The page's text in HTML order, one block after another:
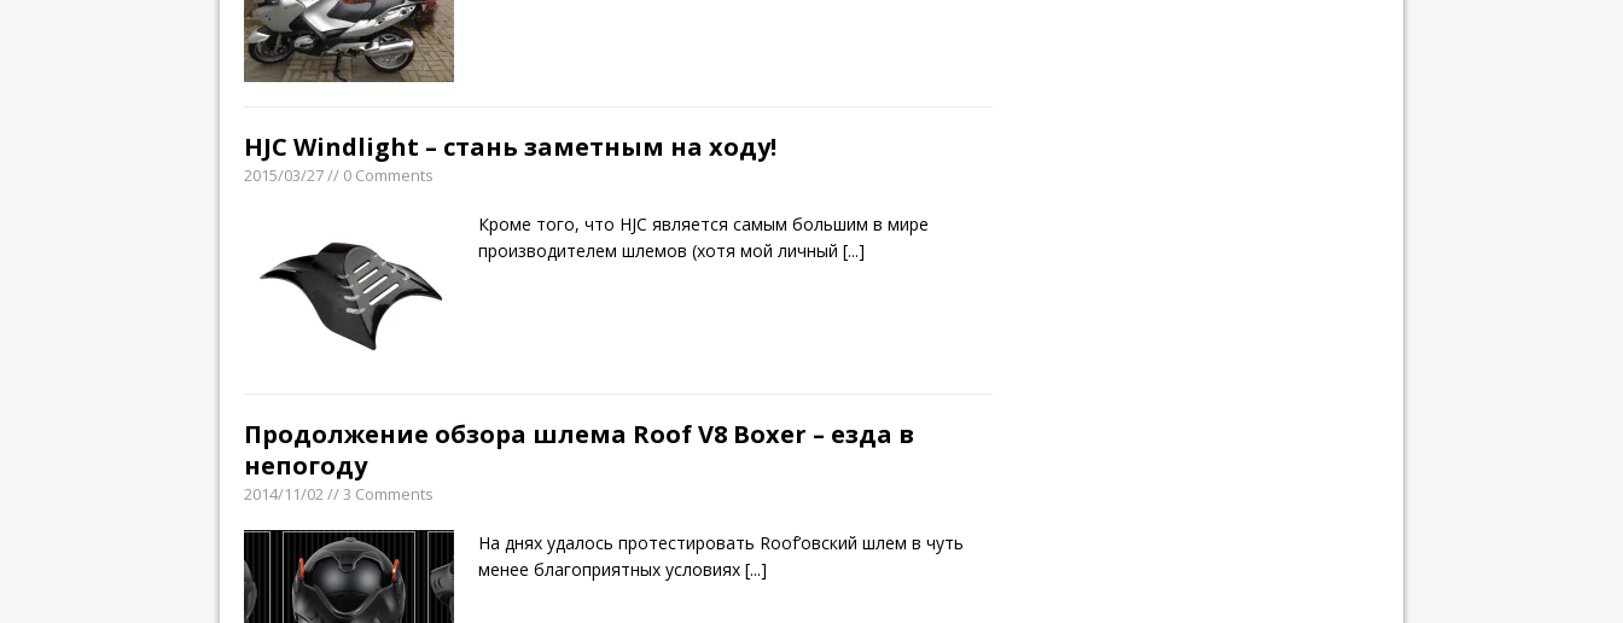
HJC Windlight – стань заметным на ходу!
2015/03/27 // 0 Comments
Кроме того, что HJC является самым большим в мире
производителем шлемов (хотя мой личный [...]
Продолжение обзора шлема Roof V8 Boxer – езда в
непогоду
2014/11/02 // 3 Comments
На днях удалось протестировать Roof’овский шлем в чуть
менее благоприятных условиях [...]